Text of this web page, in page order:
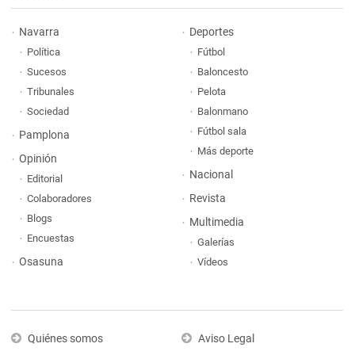
Navarra
Política
Sucesos
Tribunales
Sociedad
Pamplona
Opinión
Editorial
Colaboradores
Blogs
Encuestas
Osasuna
Deportes
Fútbol
Baloncesto
Pelota
Balonmano
Fútbol sala
Más deporte
Nacional
Revista
Multimedia
Galerías
Vídeos
Quiénes somos Aviso Legal